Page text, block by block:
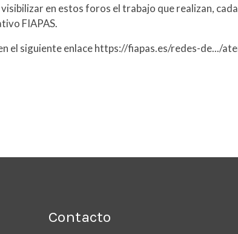
en estos foros el trabajo que realizan,
FIAPAS.
el siguiente enlace https://fiapas.es/redes-de.../
Contacto